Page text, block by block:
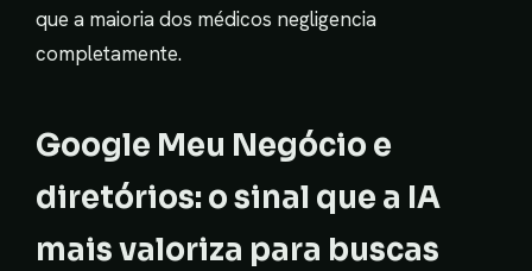
que a maioria dos médicos negligencia
completamente.
Google Meu Negócio e
diretórios: o sinal que a IA
mais valoriza para buscas